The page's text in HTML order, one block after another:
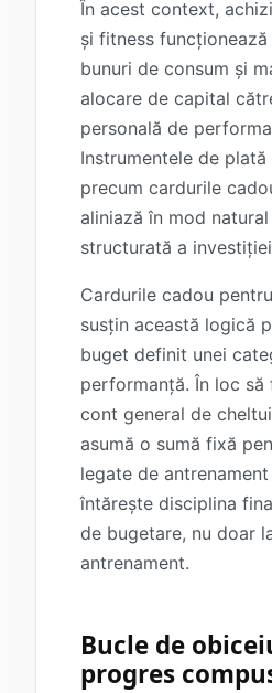
În acest context,
și fitness
bunuri de consum și
alocare de capital
personală de
Instrumentele de
precum cardurile
aliniază în mod
structurată a
Cardurile cadou
susțin această logică
buget definit unei
performanță. În loc să
cont general de
asumă o sumă fixă
legate de
întărește disciplina
de bugetare, nu doar
antrenament.
Bucle de
progres